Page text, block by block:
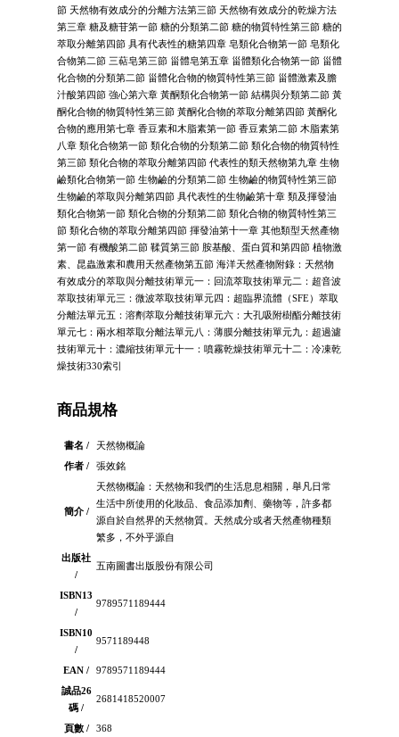
節 天然物有效成分的分離方法第三節 天然物有效成分的乾燥方法
第三章 糖及糖苷第一節 糖的分類第二節 糖的物質特性第三節 糖的
萃取分離第四節 具有代表性的糖第四章 皂類化合物第一節 皂類化
合物第二節 三萜皂第三節 甾體皂第五章 甾體類化合物第一節 甾體
化合物的分類第二節 甾體化合物的物質特性第三節 甾體激素及膽
汁酸第四節 強心第六章 黃酮類化合物第一節 結構與分類第二節 黃
酮化合物的物質特性第三節 黃酮化合物的萃取分離第四節 黃酮化
合物的應用第七章 香豆素和木脂素第一節 香豆素第二節 木脂素第
八章 類化合物第一節 類化合物的分類第二節 類化合物的物質特性
第三節 類化合物的萃取分離第四節 代表性的類天然物第九章 生物
鹼類化合物第一節 生物鹼的分類第二節 生物鹼的物質特性第三節
生物鹼的萃取與分離第四節 具代表性的生物鹼第十章 類及揮發油
類化合物第一節 類化合物的分類第二節 類化合物的物質特性第三
節 類化合物的萃取分離第四節 揮發油第十一章 其他類型天然產物
第一節 有機酸第二節 鞣質第三節 胺基酸、蛋白質和第四節 植物激
素、昆蟲激素和農用天然產物第五節 海洋天然產物附錄：天然物
有效成分的萃取與分離技術單元一：回流萃取技術單元二：超音波
萃取技術單元三：微波萃取技術單元四：超臨界流體（SFE）萃取
分離法單元五：溶劑萃取分離技術單元六：大孔吸附樹酯分離技術
單元七：兩水相萃取分離法單元八：薄膜分離技術單元九：超過濾
技術單元十：濃縮技術單元十一：噴霧乾燥技術單元十二：冷凍乾
燥技術330索引
商品規格
書名 /
天然物概論
作者 /
張效銘
簡介 /
天然物概論：天然物和我們的生活息息相關，舉凡日常
生活中所使用的化妝品、食品添加劑、藥物等，許多都
源自於自然界的天然物質。天然成分或者天然產物種類
繁多，不外乎源自
出版社
/
五南圖書出版股份有限公司
ISBN13
/
9789571189444
ISBN10
/
9571189448
EAN /
9789571189444
誠品26
碼 /
2681418520007
頁數 /
368